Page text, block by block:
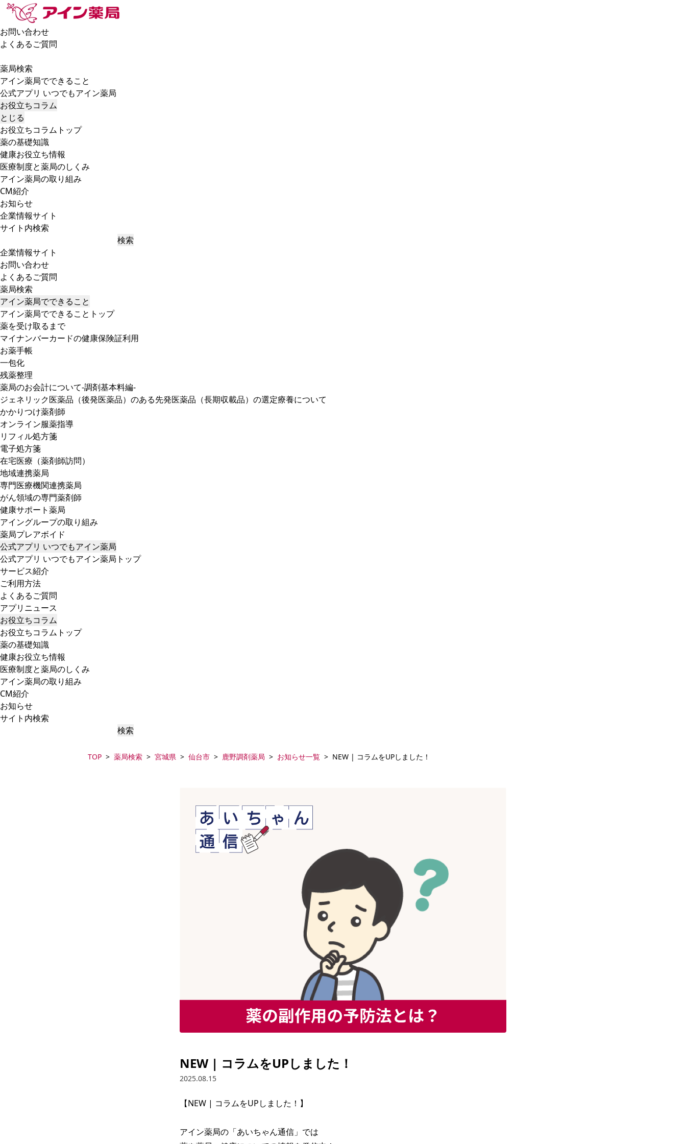
お問い合わせ
よくあるご質問
薬局検索
アイン薬局でできること
公式アプリ いつでもアイン薬局
お役立ちコラム
とじる
お役立ちコラムトップ
薬の基礎知識
健康お役立ち情報
医療制度と薬局のしくみ
アイン薬局の取り組み
CM紹介
お知らせ
企業情報サイト
サイト内検索
検索
企業情報サイト
お問い合わせ
よくあるご質問
薬局検索
アイン薬局でできること
アイン薬局でできることトップ
薬を受け取るまで
マイナンバーカードの健康保険証利用
お薬手帳
一包化
残薬整理
薬局のお会計について-調剤基本料編-
ジェネリック医薬品（後発医薬品）のある先発医薬品（長期収載品）の選定療養について
かかりつけ薬剤師
オンライン服薬指導
リフィル処方箋
電子処方箋
在宅医療（薬剤師訪問）
地域連携薬局
専門医療機関連携薬局
がん領域の専門薬剤師
健康サポート薬局
アイングループの取り組み
薬局プレアボイド
公式アプリ いつでもアイン薬局
公式アプリ いつでもアイン薬局トップ
サービス紹介
ご利用方法
よくあるご質問
アプリニュース
お役立ちコラム
お役立ちコラムトップ
薬の基礎知識
健康お役立ち情報
医療制度と薬局のしくみ
アイン薬局の取り組み
CM紹介
お知らせ
サイト内検索
検索
TOP 薬局検索 宮城県 仙台市 鹿野調剤薬局 お知らせ一覧 NEW | コラムをUPしました！
NEW | コラムをUPしました！
2025.08.15
【NEW | コラムをUPしました！】
アイン薬局の「あいちゃん通信」では